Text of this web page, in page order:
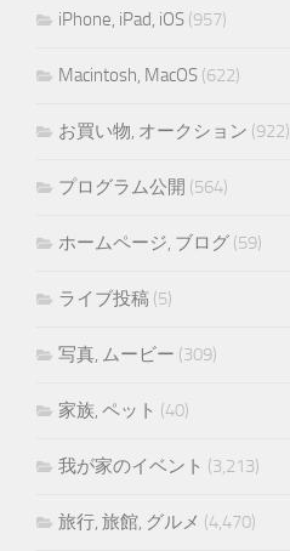
iPhone, iPad, iOS (957)
Macintosh, MacOS (622)
お買い物, オークション (922)
プログラム公開 (564)
ホームページ, ブログ (59)
ライブ投稿 (5)
写真, ムービー (309)
家族, ペット (40)
我が家のイベント (3,213)
旅行, 旅館, グルメ (4,470)